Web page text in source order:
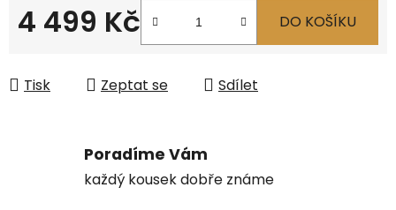
4 499 Kč DO KOŠÍKU
Tisk Zeptat se Sdílet
Poradíme Vám
každý kousek dobře známe